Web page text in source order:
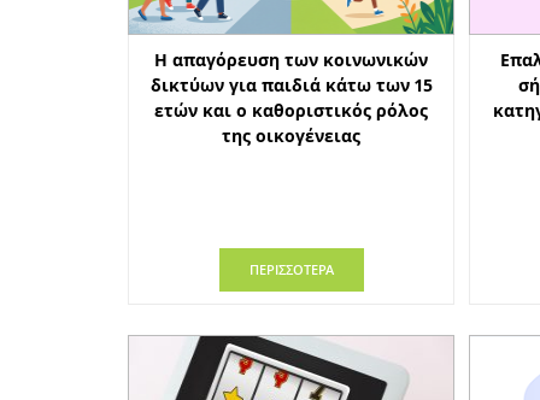
Η απαγόρευση των κοινωνικών
δικτύων για παιδιά κάτω των 15
ετών και ο καθοριστικός ρόλος
της οικογένειας
ΠΕΡΙΣΣΟΤΕΡΑ